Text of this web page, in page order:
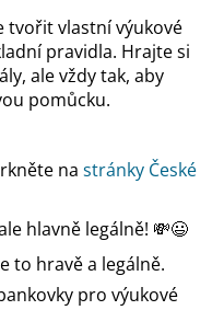
tvořit vlastní výukové
pravidla. Hrajte si
ale vždy tak, aby
pomůcku.
na stránky České
hlavně legálně! 💸😃
to hravě a legálně.
pro výukové